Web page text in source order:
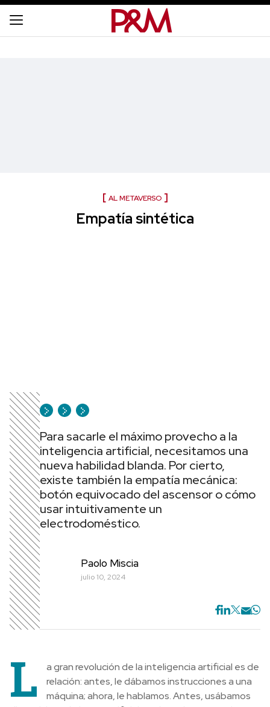
AL METAVERSO
Empatía sintética
Para sacarle el máximo provecho a la
inteligencia artificial, necesitamos una
nueva habilidad blanda. Por cierto,
existe también la empatía mecánica:
botón equivocado del ascensor o cómo
usar intuitivamente un
electrodoméstico.
Paolo Miscia
julio 10, 2024
L
a gran revolución de la inteligencia artificial es de
relación: antes, le dábamos instrucciones a una
máquina; ahora, le hablamos. Antes, usábamos